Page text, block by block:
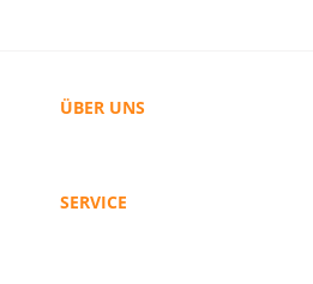
ÜBER UNS
SERVICE